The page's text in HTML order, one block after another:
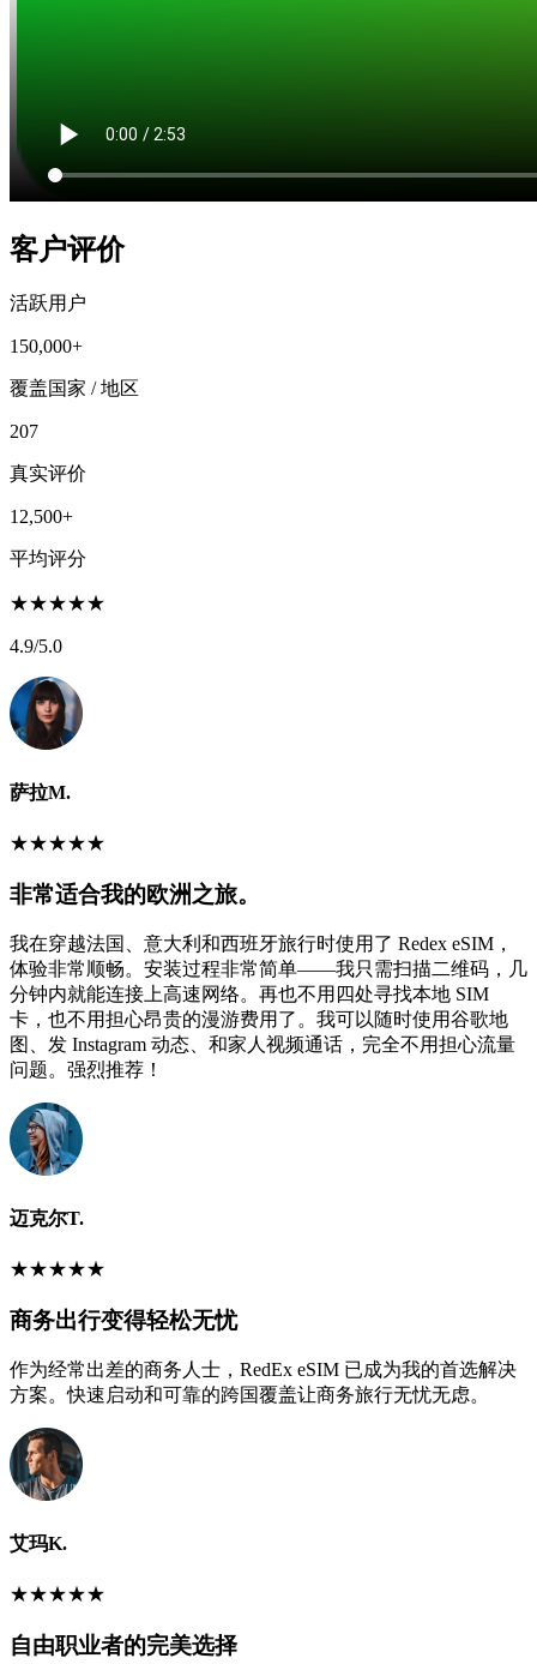
客户评价
活跃用户
150,000+
覆盖国家 / 地区
207
真实评价
12,500+
平均评分
★★★★★
4.9/5.0
萨拉M.
★★★★★
非常适合我的欧洲之旅。
我在穿越法国、意大利和西班牙旅行时使用了 Redex eSIM，
体验非常顺畅。安装过程非常简单——我只需扫描二维码，几
分钟内就能连接上高速网络。再也不用四处寻找本地 SIM
卡，也不用担心昂贵的漫游费用了。我可以随时使用谷歌地
图、发 Instagram 动态、和家人视频通话，完全不用担心流量
问题。强烈推荐！
迈克尔T.
★★★★★
商务出行变得轻松无忧
作为经常出差的商务人士，RedEx eSIM 已成为我的首选解决
方案。快速启动和可靠的跨国覆盖让商务旅行无忧无虑。
艾玛K.
★★★★★
自由职业者的完美选择